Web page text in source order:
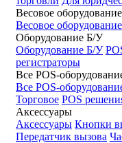
Весовое оборудование
Весовое оборудование
Оборудование Б/У
Оборудование Б/У
регистраторы
Все POS-
Все POS-
Торговое POS
Аксессуары
Аксессуары Кнопки
Передатчик вызова